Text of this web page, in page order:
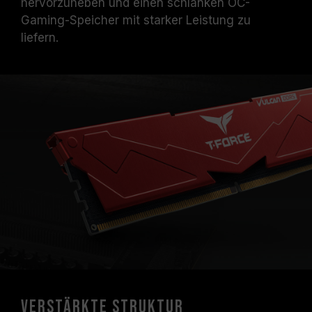
Die angegebene Frequenz des
Speichermoduls ist die maximal erreichbare
Frequenz. Sie wird jedoch nicht von allen
Übertaktungstechnologien (XMP 3.0 /
EXPO) unterstützen; andernfalls erreicht der
Speicher eventuell nicht die angegebene
Übertaktungsfrequenz.
TEAMGROUP-Speichermodule werden unter
normalen Spannungsbedingungen getestet.
Bei Problemen mit dem Prozessor oder dem
Motherboard wenden Sie sich bitte an den
hervorzuheben und einen schlanken OC-
Gaming-Speicher mit starker Leistung zu
liefern.
Verstärkte Struktur